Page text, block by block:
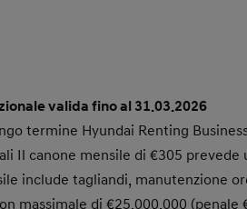
valida fino al 31.03.2026
termine Hyundai Renting
Il canone mensile di €305
include tagliandi, manutenzione
massimale di €25.000.000